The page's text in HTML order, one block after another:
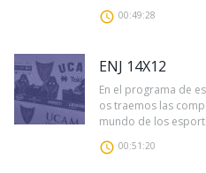
00:49:28
ENJ 14X12
En el programa de
os traemos las
mundo de los
00:51:20